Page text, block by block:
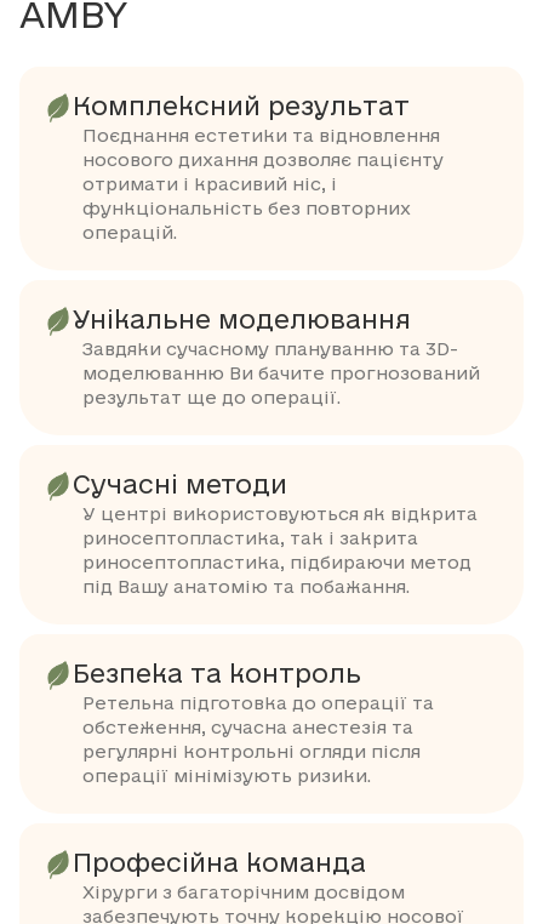
AMBY
Комплексний результат
Поєднання естетики та відновлення
носового дихання дозволяє пацієнту
отримати і красивий ніс, і
функціональність без повторних
операцій.
Унікальне моделювання
Завдяки сучасному плануванню та 3D-
моделюванню Ви бачите прогнозований
результат ще до операції.
Сучасні методи
У центрі використовуються як відкрита
риносептопластика, так і закрита
риносептопластика, підбираючи метод
під Вашу анатомію та побажання.
Безпека та контроль
Ретельна підготовка до операції та
обстеження, сучасна анестезія та
регулярні контрольні огляди після
операції мінімізують ризики.
Професійна команда
Хірурги з багаторічним досвідом
забезпечують точну корекцію носової